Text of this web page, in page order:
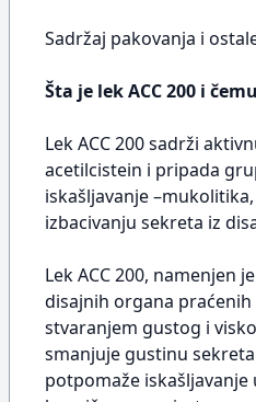
Sadržaj pakovanja i
Šta je lek ACC 200 i
Lek ACC 200 sadrži
acetilcistein i pripada
iskašljavanje
izbacivanju sekreta iz
Lek ACC 200, namenjen
disajnih organa
stvaranjem gustog i
smanjuje gustinu
potpomaže